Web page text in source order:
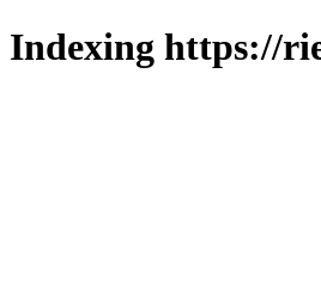
Indexing https://